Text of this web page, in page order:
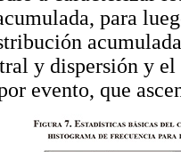
para
y dispersión y
evento, que